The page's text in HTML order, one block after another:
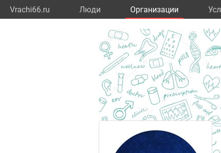
Vrachi66.ru Люди Организации